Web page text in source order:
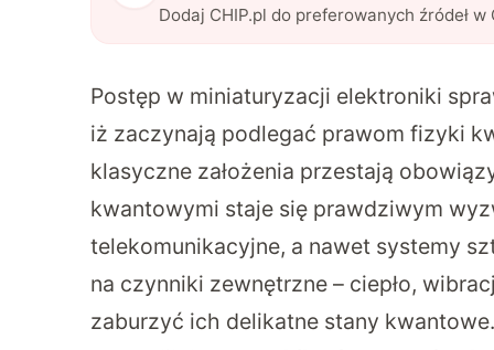
Dodaj CHIP.pl do preferowanych źródeł w
Postęp w miniaturyzacji elektroniki
iż zaczynają podlegać prawom fizyki
klasyczne założenia przestają
kwantowymi staje się prawdziwym
telekomunikacyjne, a nawet systemy
na czynniki zewnętrzne – ciepło,
zaburzyć ich delikatne stany